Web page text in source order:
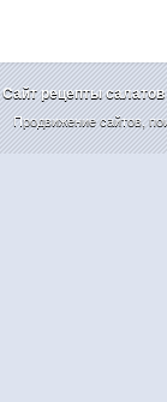
Cайт рецепты салатов
Продвижение сайтов,